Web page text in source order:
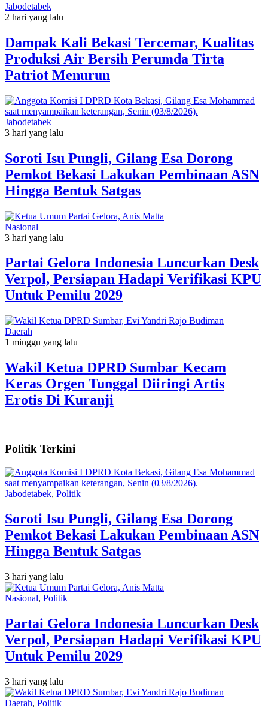
Jabodetabek
2 hari yang lalu
Dampak Kali Bekasi Tercemar, Kualitas
Produksi Air Bersih Perumda Tirta
Patriot Menurun
Jabodetabek
3 hari yang lalu
Soroti Isu Pungli, Gilang Esa Dorong
Pemkot Bekasi Lakukan Pembinaan ASN
Hingga Bentuk Satgas
Nasional
3 hari yang lalu
Partai Gelora Indonesia Luncurkan Desk
Verpol, Persiapan Hadapi Verifikasi KPU
Untuk Pemilu 2029
Daerah
1 minggu yang lalu
Wakil Ketua DPRD Sumbar Kecam
Keras Orgen Tunggal Diiringi Artis
Erotis Di Kuranji
Politik Terkini
Jabodetabek, Politik
Soroti Isu Pungli, Gilang Esa Dorong
Pemkot Bekasi Lakukan Pembinaan ASN
Hingga Bentuk Satgas
3 hari yang lalu
Nasional, Politik
Partai Gelora Indonesia Luncurkan Desk
Verpol, Persiapan Hadapi Verifikasi KPU
Untuk Pemilu 2029
3 hari yang lalu
Daerah, Politik